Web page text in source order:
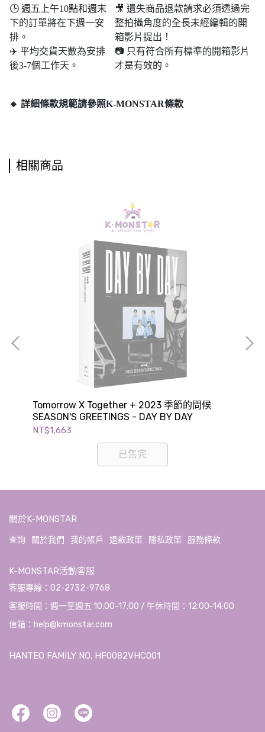
🕒 週五上午10點和週末​​
下的訂單將在下週一安
排。
✈️ 平均交貨天數為安排
後3-7個工作天。
🎥 遺失商品退款請求必須透過完
整拍攝角度的全長未經編輯的開
箱影片提出！
📷 只有符合所有標準的開箱影片
才是有效的。
🔸 詳細條款規範請參照K-MONSTAR條款
相關商品
Tomorrow X Together + 2023 季節的問候
SEASON'S GREETINGS - DAY BY DAY
NT$1,663
已售完
關於K-MONSTAR
查詢 關於我們 我的帳戶 退款政策 隱私政策 服務條款
K-MONSTAR活動客服
客服專線：02-2732-9768
客服時間：週一至週五 10:00-17:00 / 午休時間：12:00-14:00
信箱：help@kmonstar.com
HANTEO FAMILY NO. HF0082VHC001